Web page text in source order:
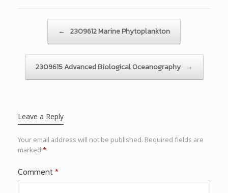
← 2309612 Marine Phytoplankton
2309615 Advanced Biological Oceanography →
Leave a Reply
Your email address will not be published. Required fields are
marked *
Comment*